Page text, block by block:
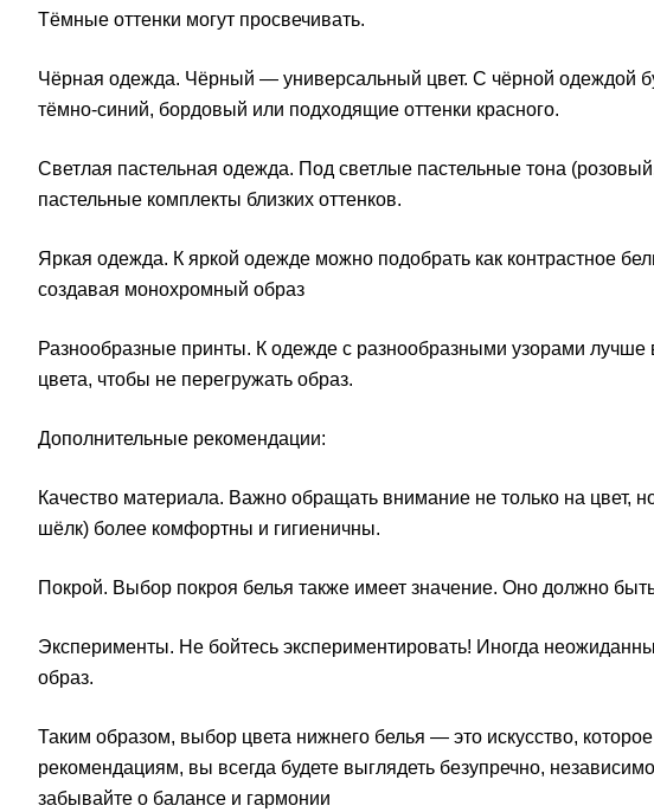
Тёмные оттенки могут просвечивать.
Чёрная одежда. Чёрный — универсальный цвет. С чёрной одеждой
тёмно-синий, бордовый или подходящие оттенки красного.
Светлая пастельная одежда. Под светлые пастельные тона
пастельные комплекты близких оттенков.
Яркая одежда. К яркой одежде можно подобрать как контрастное
создавая монохромный образ
Разнообразные принты. К одежде с разнообразными узорами лучше
цвета, чтобы не перегружать образ.
Дополнительные рекомендации:
Качество материала. Важно обращать внимание не только на цвет,
шёлк) более комфортны и гигиеничны.
Покрой. Выбор покроя белья также имеет значение. Оно должно
Эксперименты. Не бойтесь экспериментировать! Иногда
образ.
Таким образом, выбор цвета нижнего белья — это искусство,
рекомендациям, вы всегда будете выглядеть безупречно,
забывайте о балансе и гармонии